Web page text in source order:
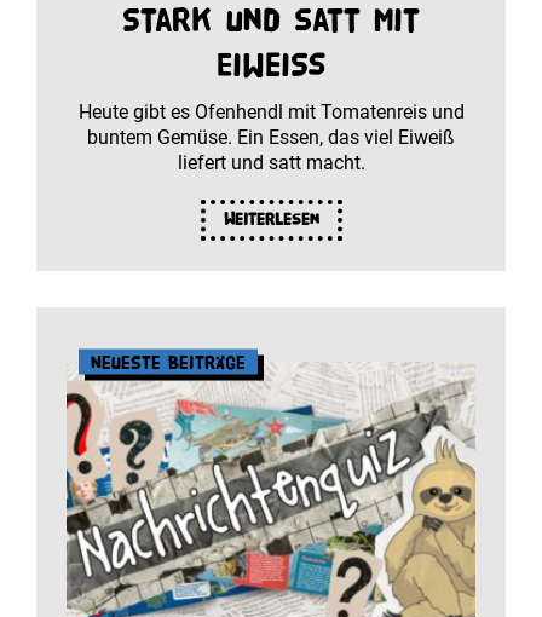
Stark und satt mit
Eiweiß
Heute gibt es Ofenhendl mit Tomatenreis und
buntem Gemüse. Ein Essen, das viel Eiweiß
liefert und satt macht.
Weiterlesen
Neueste Beiträge